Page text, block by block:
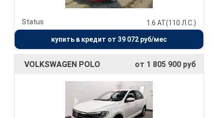
Status 1.6 AT(110 Л.С.)
купить в кредит от 39 072 руб/мес
VOLKSWAGEN POLO от 1 805 900 руб